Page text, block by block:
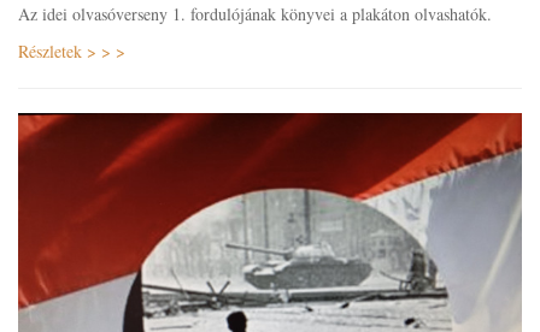
Az idei olvasóverseny 1. fordulójának könyvei a plakáton olvashatók.
Részletek > > >